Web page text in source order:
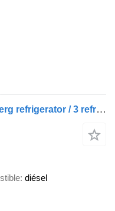
Fiat Ducato F Maxi 3.5 LH2 / Isberg refrigerator / 3 refrigerated cha
diésel